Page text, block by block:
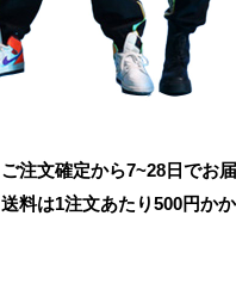
ご注文確定から7~28日でお
送料は1注文あたり500円か